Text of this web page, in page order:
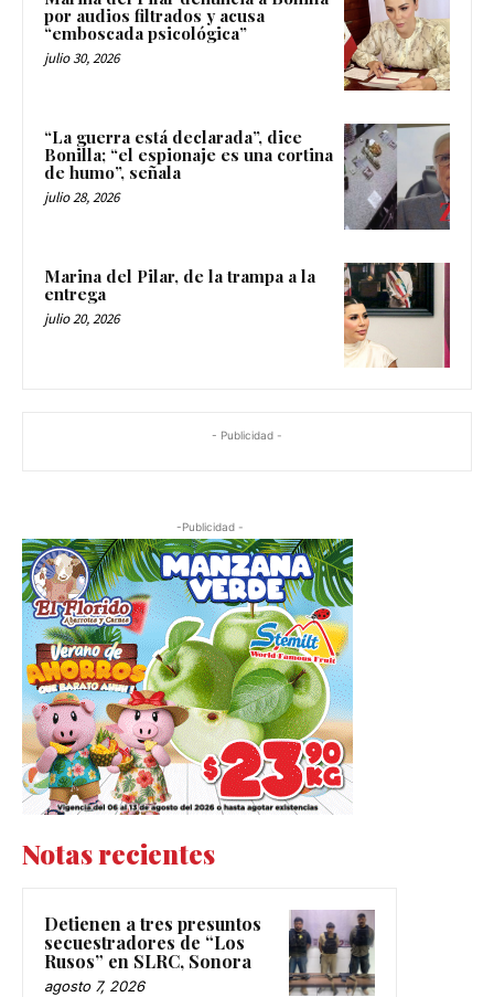
por audios filtrados y acusa
“emboscada psicológica”
julio 30, 2026
“La guerra está declarada”, dice
Bonilla; “el espionaje es una cortina
de humo”, señala
julio 28, 2026
Marina del Pilar, de la trampa a la
entrega
julio 20, 2026
- Publicidad -
-Publicidad -
Notas recientes
Detienen a tres presuntos
secuestradores de “Los
Rusos” en SLRC, Sonora
agosto 7, 2026